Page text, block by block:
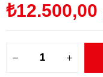
₺12.500,00